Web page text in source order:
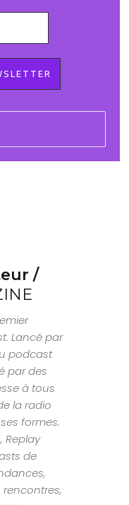
/
Lancé par
podcast
par des
à tous
la radio
formes.
Replay
de
rencontres,